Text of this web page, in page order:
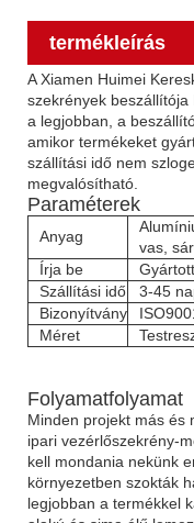
termékleírás
A Xiamen Huimei
szekrények
a legjobban, a
amikor termékeket
szállítási idő nem
megvalósítható.
Paraméterek
Anyag
vas,
Írja be
Szállítási idő
3-45
Bizonyítvány
Méret
Folyamatfolyamat
Minden projekt más és
ipari vezérlőszekrény-
kell mondania nekünk
környezetben szokták
legjobban a termékkel